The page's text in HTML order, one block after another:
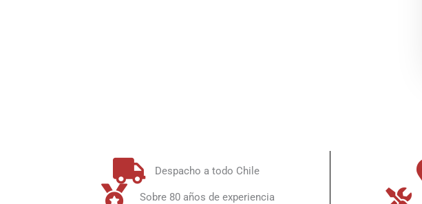
Despacho a todo Chile
Sobre 80 años de experiencia